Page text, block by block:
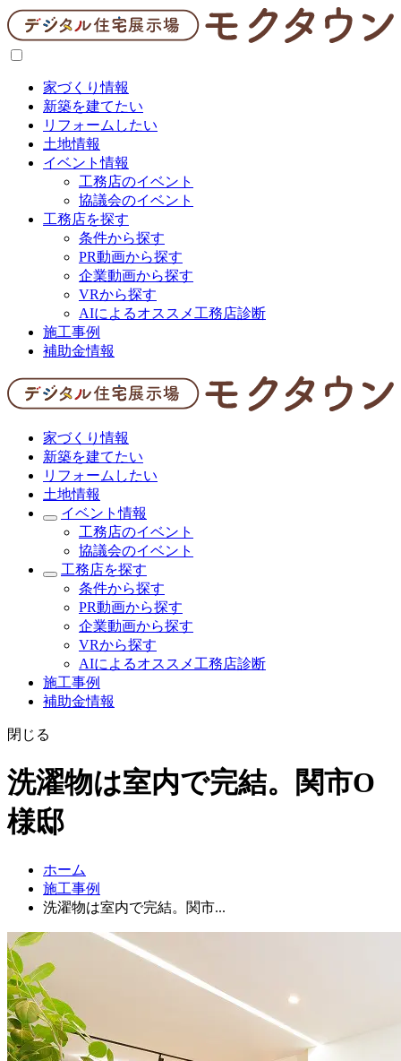
家づくり情報
新築を建てたい
リフォームしたい
土地情報
イベント情報
工務店のイベント
協議会のイベント
工務店を探す
条件から探す
PR動画から探す
企業動画から探す
VRから探す
AIによるオススメ工務店診断
施工事例
補助金情報
家づくり情報
新築を建てたい
リフォームしたい
土地情報
イベント情報
工務店のイベント
協議会のイベント
工務店を探す
条件から探す
PR動画から探す
企業動画から探す
VRから探す
AIによるオススメ工務店診断
施工事例
補助金情報
閉じる
洗濯物は室内で完結。関市O
様邸
ホーム
施工事例
洗濯物は室内で完結。関市...